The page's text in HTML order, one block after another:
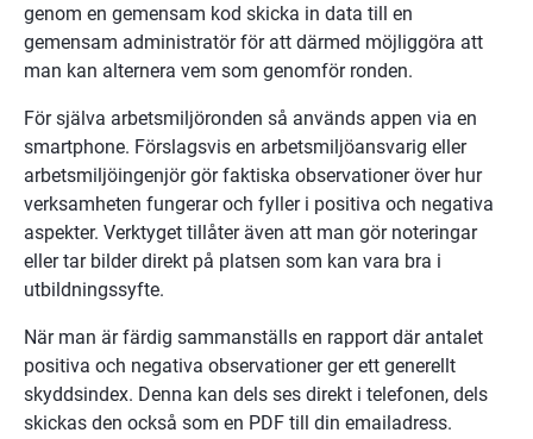
genom en gemensam kod skicka in data till en
gemensam administratör för att därmed möjliggöra att
man kan alternera vem som genomför ronden.
För själva arbetsmiljöronden så används appen via en
smartphone. Förslagsvis en arbetsmiljöansvarig eller
arbetsmiljöingenjör gör faktiska observationer över hur
verksamheten fungerar och fyller i positiva och negativa
aspekter. Verktyget tillåter även att man gör noteringar
eller tar bilder direkt på platsen som kan vara bra i
utbildningssyfte.
När man är färdig sammanställs en rapport där antalet
positiva och negativa observationer ger ett generellt
skyddsindex. Denna kan dels ses direkt i telefonen, dels
skickas den också som en PDF till din emailadress.